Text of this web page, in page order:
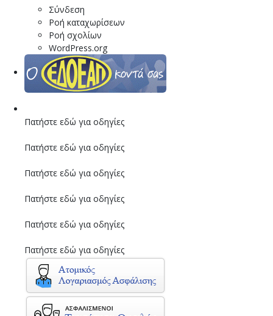
Σύνδεση
Ροή καταχωρίσεων
Ροή σχολίων
WordPress.org
Πατήστε εδώ για οδηγίες
Πατήστε εδώ για οδηγίες
Πατήστε εδώ για οδηγίες
Πατήστε εδώ για οδηγίες
Πατήστε εδώ για οδηγίες
Πατήστε εδώ για οδηγίες